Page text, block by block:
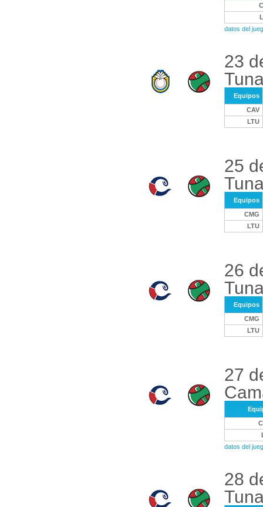
datos del
23
Equipos
CAV
LTU
25
Equipos
CMG
LTU
26
Equipos
CMG
LTU
27
datos del
28